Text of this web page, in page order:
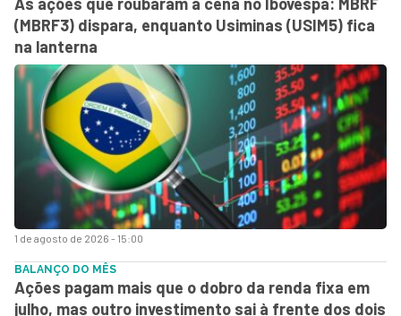
1 de agosto de 2026 - 15:00
(MBRF3) dispara, enquanto Usiminas (USIM5) fica
na lanterna
BALANÇO DO MÊS
Ações pagam mais que o dobro da renda fixa em
julho, mas outro investimento sai à frente dos dois